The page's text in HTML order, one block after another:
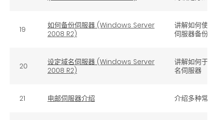
19
如何备份伺服器 (Windows Server
2008 R2)
讲解如何使
伺服器备份
20
设定域名伺服器 (Windows Server
2008 R2)
讲解如何于
名伺服器
21 电邮伺服器介绍 介绍多种常